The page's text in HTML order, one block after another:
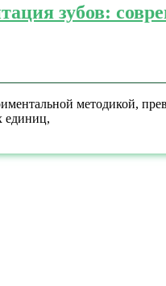
зубов:
методикой,
единиц,